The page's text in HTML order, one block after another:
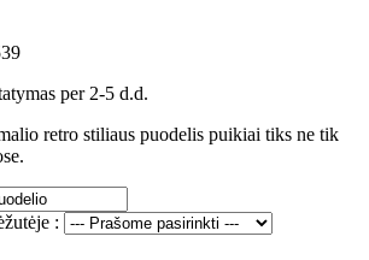
per 2-5 d.d.
retro stiliaus puodelis puikiai tiks ne tik
: